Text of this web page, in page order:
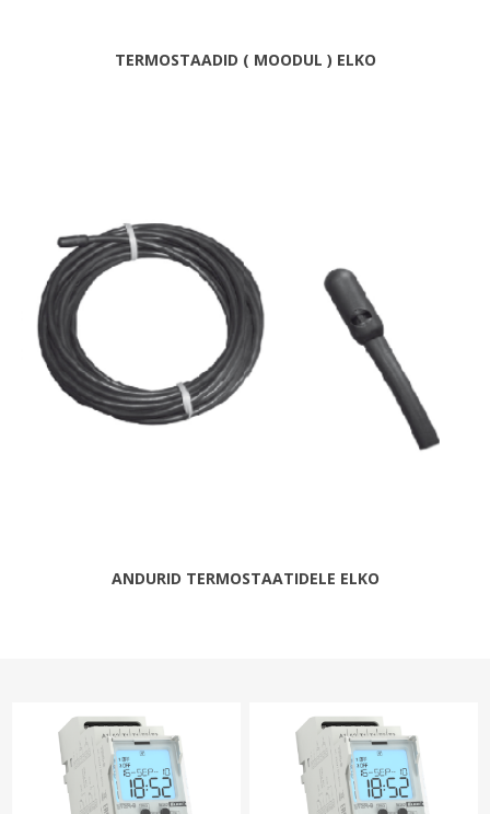
TERMOSTAADID ( MOODUL ) ELKO
ANDURID TERMOSTAATIDELE ELKO